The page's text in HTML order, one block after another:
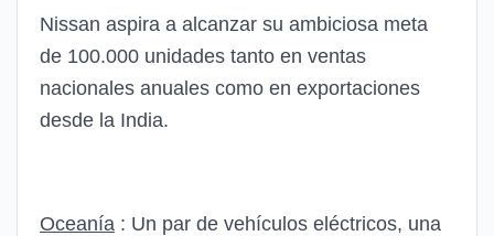
Nissan aspira a alcanzar su ambiciosa meta
de 100.000 unidades tanto en ventas
nacionales anuales como en exportaciones
desde la India.
Oceanía : Un par de vehículos eléctricos, una